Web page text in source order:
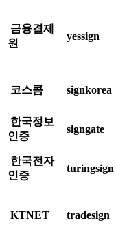
금융결제
원
yessign
코스콤 signkorea
한국정보
인증
signgate
한국전자
인증
turingsign
KTNET tradesign